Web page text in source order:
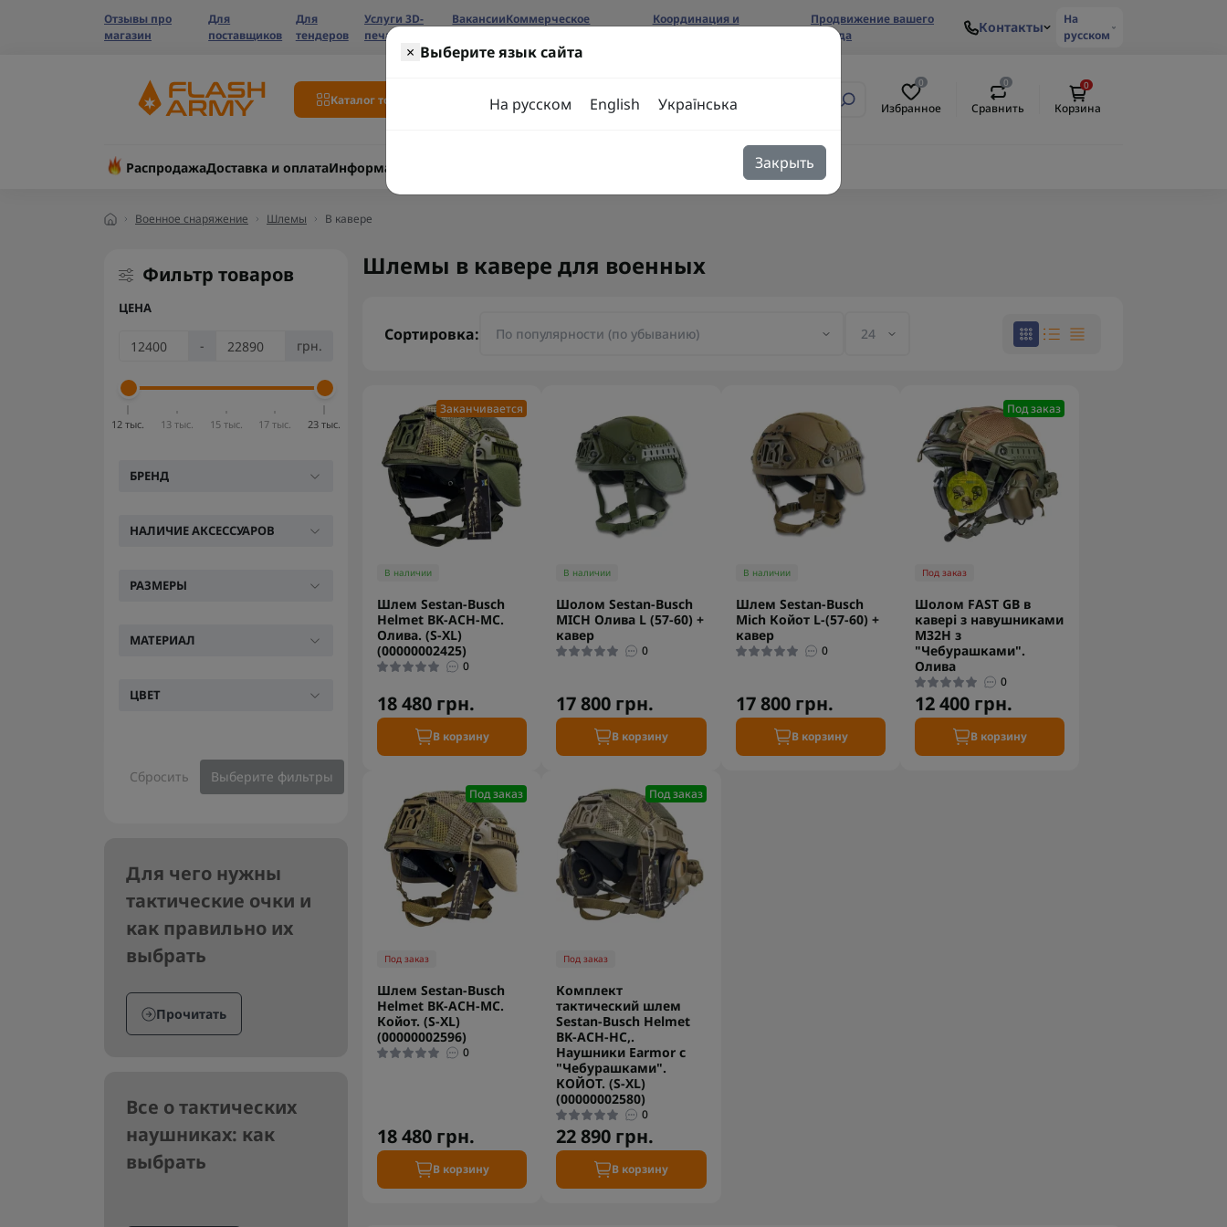
Отзывы про
магазин
Для
поставщиков
Для
тендеров
Услуги 3D-
печати
ВакансииКоммерческое
Координация и
Продвижение вашего
бренда
Контакты
На
русском
Каталог товаров
0
Избранное
0
Сравнить
0
Корзина
РаспродажаДоставка и оплатаИнформация
Военное снаряжение Шлемы В кавере
× Выберите язык сайта
На русском English Українська
Закрыть
Фильтр товаров
ЦЕНА
- грн.
12 тыс. 13 тыс. 15 тыс. 17 тыс. 23 тыс.
БРЕНД
НАЛИЧИЕ АКСЕССУАРОВ
РАЗМЕРЫ
МАТЕРИАЛ
ЦВЕТ
Сбросить Выберите фильтры
Для чего нужны
тактические очки и
как правильно их
выбрать
Прочитать
Все о тактических
наушниках: как
выбрать
Шлемы в кавере для военных
Сортировка:
Заканчивается
В наличии
Шлем Sestan-Busch
Helmet BK-ACH-MC.
Олива. (S-XL)
(00000002425)
0
18 480 грн.
В корзину
В наличии
Шолом Sestan-Busch
MICH Олива L (57-60) +
кавер
0
17 800 грн.
В корзину
В наличии
Шлем Sestan-Busch
Mich Койот L-(57-60) +
кавер
0
17 800 грн.
В корзину
Под заказ
Под заказ
Шолом FAST GB в
кавері з навушниками
M32H з
"Чебурашками".
Олива
0
12 400 грн.
В корзину
Под заказ
Под заказ
Шлем Sestan-Busch
Helmet BK-ACH-MC.
Койот. (S-XL)
(00000002596)
0
18 480 грн.
В корзину
Под заказ
Под заказ
Комплект
тактический шлем
Sestan-Busch Helmet
BK-ACH-HC,.
Наушники Earmor с
"Чебурашками".
КОЙОТ. (S-XL)
(00000002580)
0
22 890 грн.
В корзину